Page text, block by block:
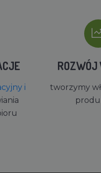
i
ROZWÓJ
tworzymy